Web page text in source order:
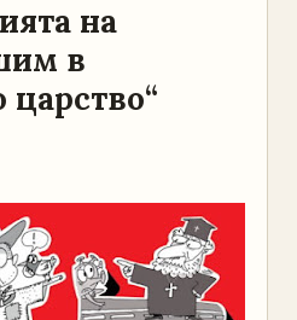
на
в
царство“